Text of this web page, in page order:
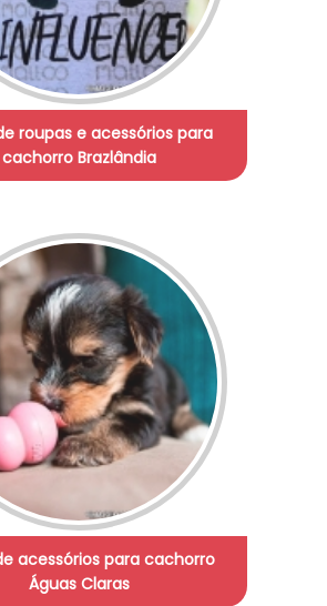
roupas e acessórios para
cachorro Brazlândia
acessórios para cachorro
Águas Claras